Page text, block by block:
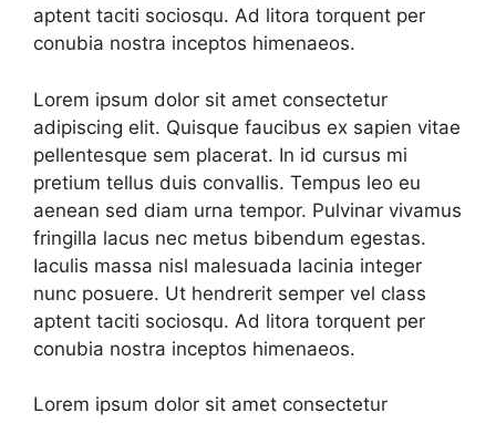
aptent taciti sociosqu. Ad litora torquent per
conubia nostra inceptos himenaeos.
Lorem ipsum dolor sit amet consectetur
adipiscing elit. Quisque faucibus ex sapien vitae
pellentesque sem placerat. In id cursus mi
pretium tellus duis convallis. Tempus leo eu
aenean sed diam urna tempor. Pulvinar vivamus
fringilla lacus nec metus bibendum egestas.
Iaculis massa nisl malesuada lacinia integer
nunc posuere. Ut hendrerit semper vel class
aptent taciti sociosqu. Ad litora torquent per
conubia nostra inceptos himenaeos.
Lorem ipsum dolor sit amet consectetur